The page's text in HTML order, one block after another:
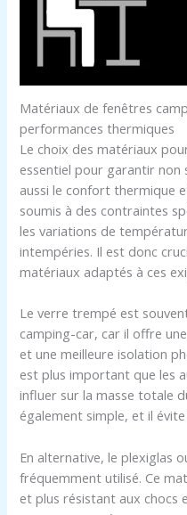
Matériaux de fenêtres
performances thermiques
Le choix des matériaux
essentiel pour garantir non
aussi le confort thermique
soumis à des contraintes
les variations de
intempéries. Il est donc
matériaux adaptés à ces
Le verre trempé est
camping-car, car il offre
et une meilleure isolation
est plus important que les
influer sur la masse totale
également simple, et il
En alternative, le plexiglas
fréquemment utilisé. Ce
et plus résistant aux chocs